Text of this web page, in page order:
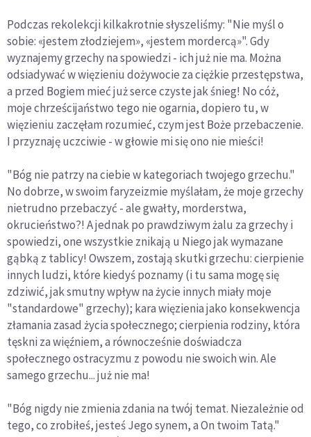
Podczas rekolekcji kilkakrotnie słyszeliśmy: "Nie myśl o
sobie: «jestem złodziejem», «jestem mordercą»". Gdy
wyznajemy grzechy na spowiedzi - ich już nie ma. Można
odsiadywać w więzieniu dożywocie za ciężkie przestępstwa,
a przed Bogiem mieć już serce czyste jak śnieg! No cóż,
moje chrześcijaństwo tego nie ogarnia, dopiero tu, w
więzieniu zaczęłam rozumieć, czym jest Boże przebaczenie.
I przyznaję uczciwie - w głowie mi się ono nie mieści!
"Bóg nie patrzy na ciebie w kategoriach twojego grzechu."
No dobrze, w swoim faryzeizmie myślałam, że moje grzechy
nietrudno przebaczyć - ale gwałty, morderstwa,
okrucieństwo?! A jednak po prawdziwym żalu za grzechy i
spowiedzi, one wszystkie znikają u Niego jak wymazane
gąbką z tablicy! Owszem, zostają skutki grzechu: cierpienie
innych ludzi, które kiedyś poznamy (i tu sama mogę się
zdziwić, jak smutny wpływ na życie innych miały moje
"standardowe" grzechy); kara więzienia jako konsekwencja
złamania zasad życia społecznego; cierpienia rodziny, która
tęskni za więźniem, a równocześnie doświadcza
społecznego ostracyzmu z powodu nie swoich win. Ale
samego grzechu... już nie ma!
"Bóg nigdy nie zmienia zdania na twój temat. Niezależnie od
tego, co zrobiłeś, jesteś Jego synem, a On twoim Tatą."